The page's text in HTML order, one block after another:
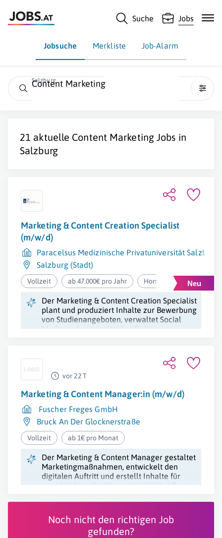
Suche Jobs
Jobsuche Merkliste Job-Alarm
Salzburg
Content Marketing
21 aktuelle Content MarketingJobs in
Salzburg
Marketing & Content Creation Specialist
(m/w/d)
Paracelsus Medizinische Privatuniversität Salzburg
Salzburg (Stadt)
Vollzeit ab 47.000€ pro Jahr Homeoffice
Der Marketing & Content Creation Specialist
plant und produziert Inhalte zur Bewerbung
von Studienangeboten, verwaltet Social
Media und unterstützt bei Online-
vor 22 T
Marketing & Content Manager:in (m/w/d)
Fuscher Freges GmbH
Bruck An Der Glocknerstraße
Vollzeit ab 1€ pro Monat
Der Marketing & Content Manager gestaltet
Marketingmaßnahmen, entwickelt den
digitalen Auftritt und erstellt Inhalte für
verschiedene Kanäle, unterstützt bei Events
Noch nicht den richtigen Job
gefunden?